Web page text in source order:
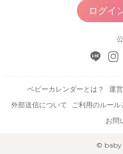
ログイ
ベビーカレンダーとは？ 運
外部送信について
ご利用のルール
お問
© baby